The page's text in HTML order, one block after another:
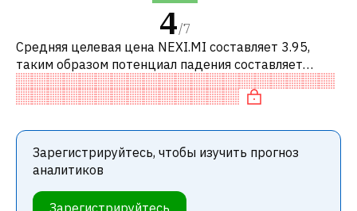
4/7
Средняя целевая цена NEXI.MI составляет 3.95,
таким образом потенциал падения составляет
7.17%. Обычно это означает рекомендацию
«ПРОДАВАТЬ» среди инвестиционных компаний
Зарегистрируйтесь, чтобы изучить прогноз
аналитиков
Зарегистрируйтесь